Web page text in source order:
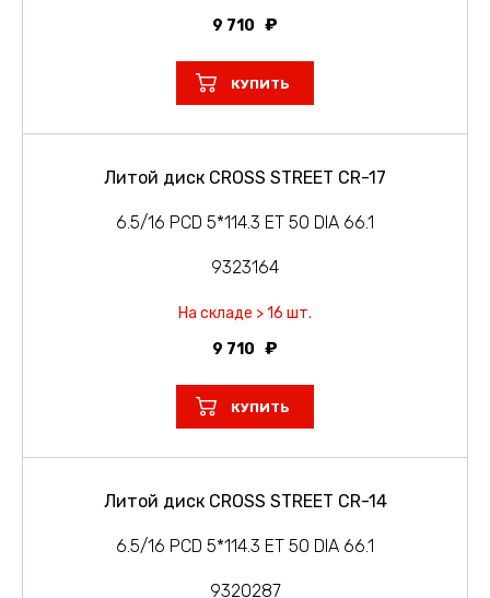
9 710
КУПИТЬ
Литой диск CROSS STREET CR-17
6.5/16 PCD 5*114.3 ET 50 DIA 66.1
9323164
На складе > 16 шт.
9 710
КУПИТЬ
Литой диск CROSS STREET CR-14
6.5/16 PCD 5*114.3 ET 50 DIA 66.1
9320287